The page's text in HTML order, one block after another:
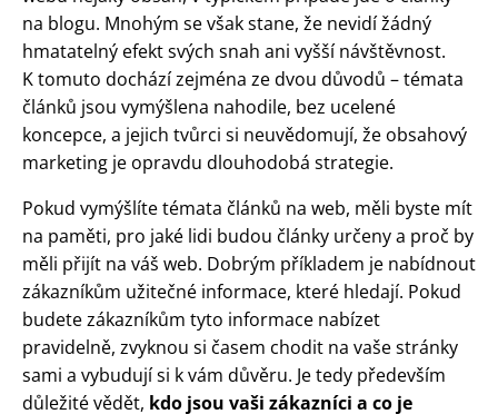
na blogu. Mnohým se však stane, že nevidí žádný
hmatatelný efekt svých snah ani vyšší návštěvnost.
K tomuto dochází zejména ze dvou důvodů – témata
článků jsou vymýšlena nahodile, bez ucelené
koncepce, a jejich tvůrci si neuvědomují, že obsahový
marketing je opravdu dlouhodobá strategie.
Pokud vymýšlíte témata článků na web, měli byste mít
na paměti, pro jaké lidi budou články určeny a proč by
měli přijít na váš web. Dobrým příkladem je nabídnout
zákazníkům užitečné informace, které hledají. Pokud
budete zákazníkům tyto informace nabízet
pravidelně, zvyknou si časem chodit na vaše stránky
sami a vybudují si k vám důvěru. Je tedy především
důležité vědět, kdo jsou vaši zákazníci a co je